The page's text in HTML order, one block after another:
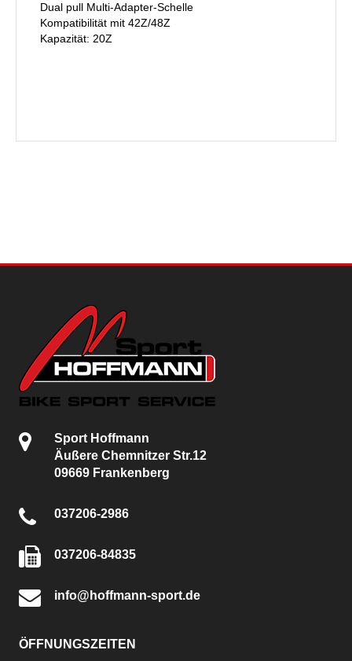
Dual pull Multi-Adapter-Schelle
Kompatibilität mit 42Z/48Z
Kapazität: 20Z
Sport Hoffmann
Äußere Chemnitzer Str.12
09669 Frankenberg
037206-2986
037206-84835
info@hoffmann-sport.de
ÖFFNUNGSZEITEN